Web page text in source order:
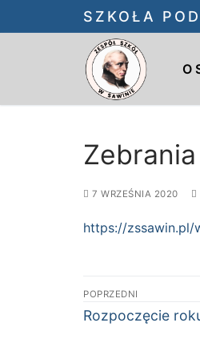
do
SZKOŁA
O
7 WRZEŚNIA 2020
https://
Nawigacja
wpisu
POPRZEDNI
Poprzedni
Rozpoczęcie